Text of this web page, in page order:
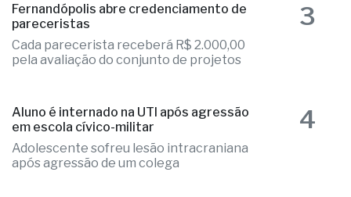
Fernandópolis abre credenciamento de
pareceristas
Cada parecerista receberá R$ 2.000,00
pela avaliação do conjunto de projetos
3
Aluno é internado na UTI após agressão
em escola cívico-militar
Adolescente sofreu lesão intracraniana
após agressão de um colega
4